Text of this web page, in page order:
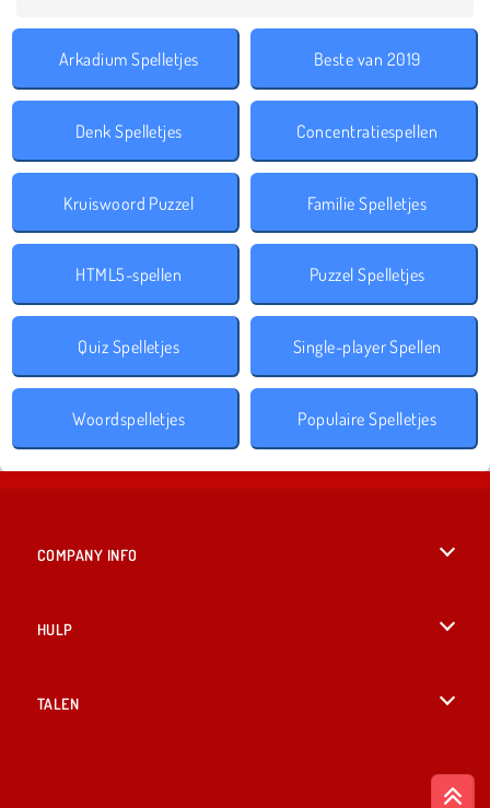
Arkadium Spelletjes Beste van 2019
Denk Spelletjes Concentratiespellen
Kruiswoord Puzzel Familie Spelletjes
HTML5-spellen Puzzel Spelletjes
Quiz Spelletjes Single-player Spellen
Woordspelletjes Populaire Spelletjes
COMPANY INFO
HULP
TALEN